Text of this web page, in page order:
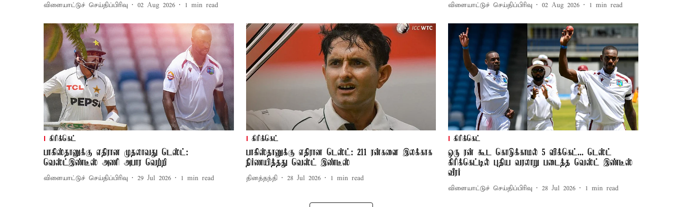
விளையாட்டுச் செய்திப்பிரிவு 02 Aug 2026 1 min read விளையாட்டுச் செய்திப்பிரிவு 02 Aug 2026 1 min read
கிரிக்கெட்
பாகிஸ்தானுக்கு எதிரான முதலாவது டெஸ்ட்:
வெஸ்ட்இண்டீஸ் அணி அபார வெற்றி
விளையாட்டுச் செய்திப்பிரிவு 29 Jul 2026 1 min read
கிரிக்கெட்
பாகிஸ்தானுக்கு எதிரான டெஸ்ட்: 211 ரன்களை இலக்காக
நிர்ணயித்தது வெஸ்ட் இண்டீஸ்
தினத்தந்தி 28 Jul 2026 1 min read
கிரிக்கெட்
ஒரு ரன் கூட கொடுக்காமல் 5 விக்கெட்... டெஸ்ட்
கிரிக்கெட்டில் புதிய வரலாறு படைத்த வெஸ்ட் இண்டீஸ்
வீரர்
விளையாட்டுச் செய்திப்பிரிவு 28 Jul 2026 1 min read